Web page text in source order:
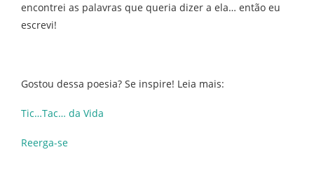
encontrei as palavras que queria dizer a ela… então eu
escrevi!
Gostou dessa poesia? Se inspire! Leia mais:
Tic…Tac… da Vida
Reerga-se